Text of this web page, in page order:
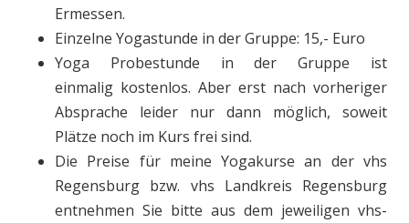
Ermessen.
Einzelne Yogastunde in der Gruppe: 15,- Euro
Yoga Probestunde in der Gruppe ist
einmalig kostenlos. Aber erst nach vorheriger
Absprache leider nur dann möglich, soweit
Plätze noch im Kurs frei sind.
Die Preise für meine Yogakurse an der vhs
Regensburg bzw. vhs Landkreis Regensburg
entnehmen Sie bitte aus dem jeweiligen vhs-